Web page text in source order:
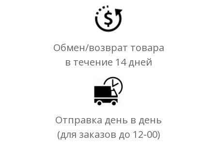
Обмен/возврат товара
в течение 14 дней
Отправка день в день
(для заказов до 12-00)